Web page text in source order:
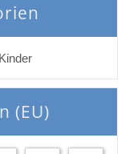
(EU)